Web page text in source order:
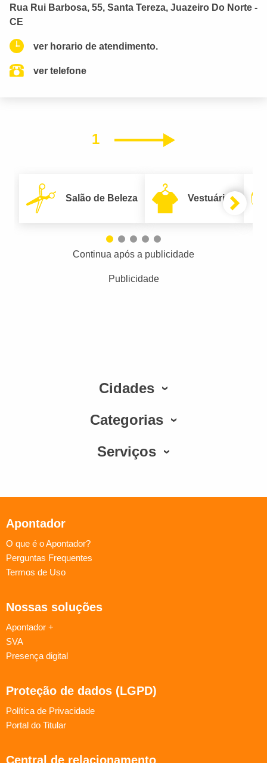
Rua Rui Barbosa, 55, Santa Tereza, Juazeiro Do Norte -
CE
ver horario de atendimento.
ver telefone
1 Próximo
Salão de Beleza Vestuário
Continua após a publicidade
Publicidade
Cidades
Categorias
Serviços
Apontador
O que é o Apontador?
Perguntas Frequentes
Termos de Uso
Nossas soluções
Apontador +
SVA
Presença digital
Proteção de dados (LGPD)
Política de Privacidade
Portal do Titular
Central de relacionamento